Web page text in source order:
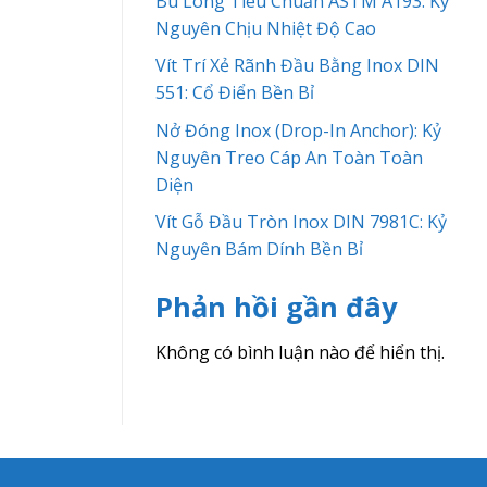
Nguyên Chịu Nhiệt Độ Cao
Vít Trí Xẻ Rãnh Đầu Bằng Inox DIN
551: Cổ Điển Bền Bỉ
Nở Đóng Inox (Drop-In Anchor): Kỷ
Nguyên Treo Cáp An Toàn Toàn
Diện
Vít Gỗ Đầu Tròn Inox DIN 7981C: Kỷ
Nguyên Bám Dính Bền Bỉ
Phản hồi gần đây
Không có bình luận nào để hiển thị.